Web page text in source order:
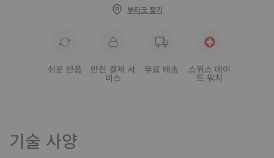
부티크 찾기
쉬운 반품 안전 결제 서
비스
무료 배송 스위스 메이
드 워치
기술 사양